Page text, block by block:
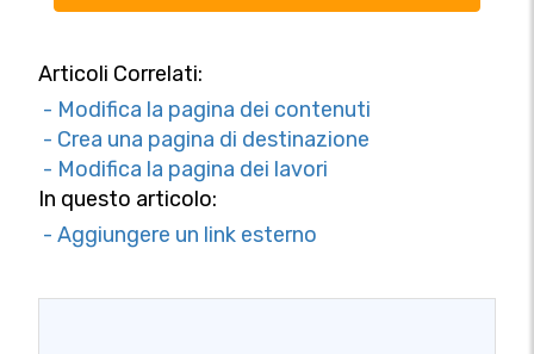
Articoli Correlati:
- Modifica la pagina dei contenuti
- Crea una pagina di destinazione
- Modifica la pagina dei lavori
In questo articolo:
- Aggiungere un link esterno